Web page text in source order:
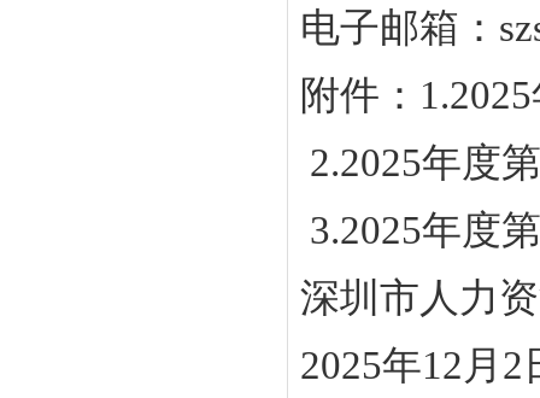
电子邮箱：
附件：
2.2025年度
3.2025年度
深圳市人力
2025年12月2